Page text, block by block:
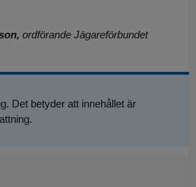
ordförande Jägareförbundet
Det betyder att innehållet är